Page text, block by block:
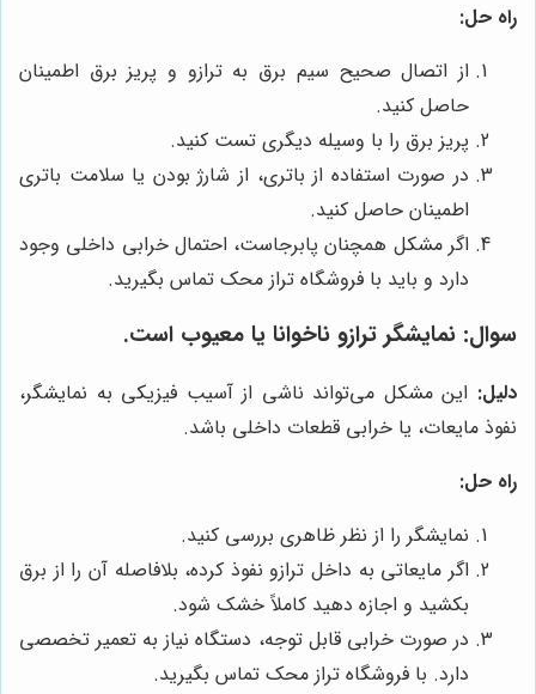
راه حل:
از اتصال صحیح سیم برق به ترازو و پریز برق اطمینان
حاصل کنید.
پریز برق را با وسیله دیگری تست کنید.
در صورت استفاده از باتری، از شارژ بودن یا سلامت باتری
اطمینان حاصل کنید.
اگر مشکل همچنان پابرجاست، احتمال خرابی داخلی وجود
دارد و باید با فروشگاه تراز محک تماس بگیرید.
سوال: نمایشگر ترازو ناخوانا یا معیوب است.
دلیل: این مشکل می‌تواند ناشی از آسیب فیزیکی به نمایشگر،
نفوذ مایعات، یا خرابی قطعات داخلی باشد.
راه حل:
نمایشگر را از نظر ظاهری بررسی کنید.
اگر مایعاتی به داخل ترازو نفوذ کرده، بلافاصله آن را از برق
بکشید و اجازه دهید کاملاً خشک شود.
در صورت خرابی قابل توجه، دستگاه نیاز به تعمیر تخصصی
دارد. با فروشگاه تراز محک تماس بگیرید.